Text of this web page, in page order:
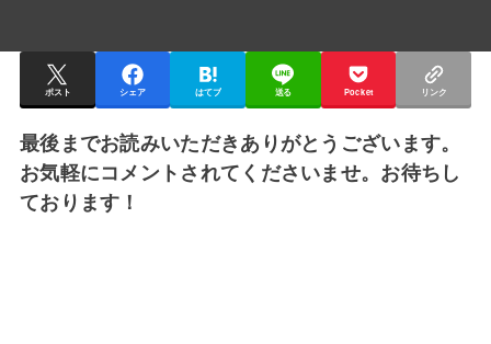
ポスト シェア はてブ 送る Pocket リンク
最後までお読みいただきありがとうございます。
お気軽にコメントされてくださいませ。お待ちし
ております！